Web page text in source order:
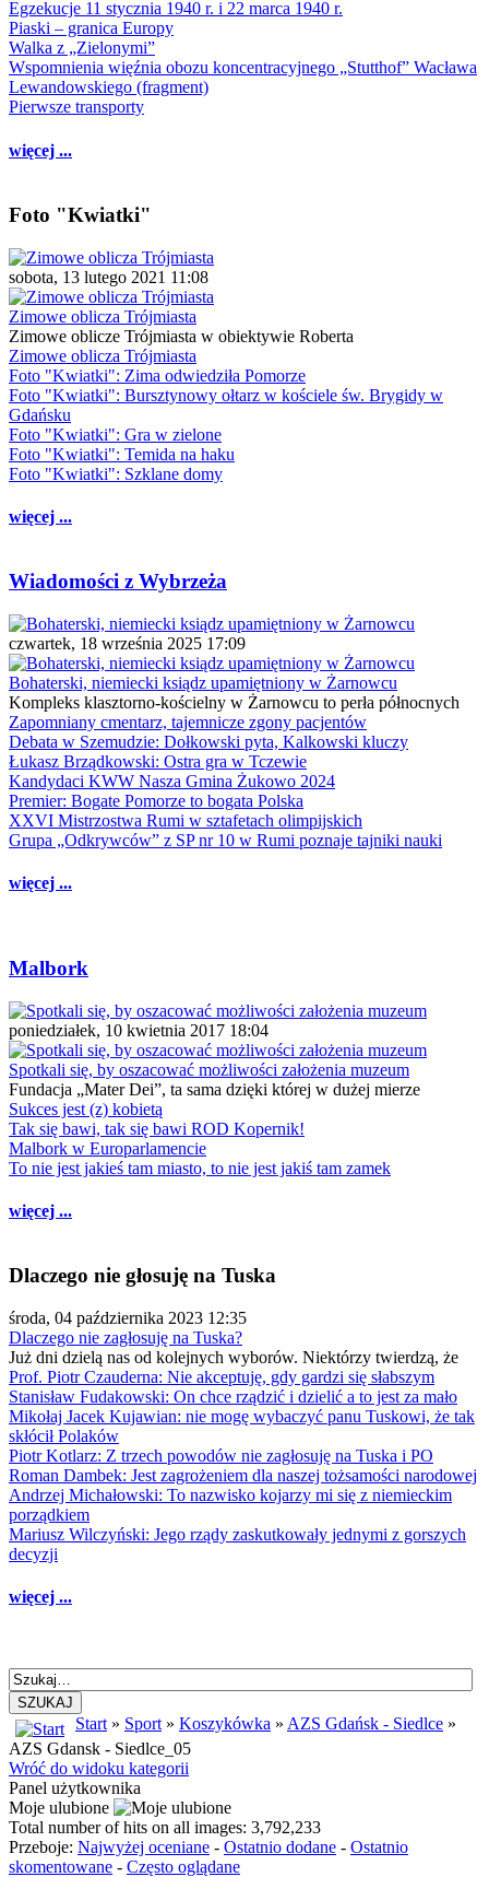
Egzekucje 11 stycznia 1940 r. i 22 marca 1940 r.
Piaski – granica Europy
Walka z „Zielonymi”
Wspomnienia więźnia obozu koncentracyjnego „Stutthof” Wacława
Lewandowskiego (fragment)
Pierwsze transporty
więcej ...
Foto "Kwiatki"
sobota, 13 lutego 2021 11:08
Zimowe oblicza Trójmiasta
Zimowe oblicze Trójmiasta w obiektywie Roberta
Zimowe oblicza Trójmiasta
Foto "Kwiatki": Zima odwiedziła Pomorze
Foto "Kwiatki": Bursztynowy ołtarz w kościele św. Brygidy w
Gdańsku
Foto "Kwiatki": Gra w zielone
Foto "Kwiatki": Temida na haku
Foto "Kwiatki": Szklane domy
więcej ...
Wiadomości z Wybrzeża
czwartek, 18 września 2025 17:09
Bohaterski, niemiecki ksiądz upamiętniony w Żarnowcu
Kompleks klasztorno-kościelny w Żarnowcu to perła północnych
Zapomniany cmentarz, tajemnicze zgony pacjentów
Debata w Szemudzie: Dołkowski pyta, Kalkowski kluczy
Łukasz Brządkowski: Ostra gra w Tczewie
Kandydaci KWW Nasza Gmina Żukowo 2024
Premier: Bogate Pomorze to bogata Polska
XXVI Mistrzostwa Rumi w sztafetach olimpijskich
Grupa „Odkrywców” z SP nr 10 w Rumi poznaje tajniki nauki
więcej ...
Malbork
poniedziałek, 10 kwietnia 2017 18:04
Spotkali się, by oszacować możliwości założenia muzeum
Fundacja „Mater Dei”, ta sama dzięki której w dużej mierze
Sukces jest (z) kobietą
Tak się bawi, tak się bawi ROD Kopernik!
Malbork w Europarlamencie
To nie jest jakieś tam miasto, to nie jest jakiś tam zamek
więcej ...
Dlaczego nie głosuję na Tuska
środa, 04 października 2023 12:35
Dlaczego nie zagłosuję na Tuska?
Już dni dzielą nas od kolejnych wyborów. Niektórzy twierdzą, że
Prof. Piotr Czauderna: Nie akceptuję, gdy gardzi się słabszym
Stanisław Fudakowski: On chce rządzić i dzielić a to jest za mało
Mikołaj Jacek Kujawian: nie mogę wybaczyć panu Tuskowi, że tak
skłócił Polaków
Piotr Kotlarz: Z trzech powodów nie zagłosuję na Tuska i PO
Roman Dambek: Jest zagrożeniem dla naszej tożsamości narodowej
Andrzej Michałowski: To nazwisko kojarzy mi się z niemieckim
porządkiem
Mariusz Wilczyński: Jego rządy zaskutkowały jednymi z gorszych
decyzji
więcej ...
SZUKAJ
Start » Sport » Koszykówka » AZS Gdańsk - Siedlce »
AZS Gdansk - Siedlce_05
Wróć do widoku kategorii
Panel użytkownika
Moje ulubione
Total number of hits on all images: 3,792,233
Przeboje: Najwyżej oceniane - Ostatnio dodane - Ostatnio
skomentowane - Często oglądane